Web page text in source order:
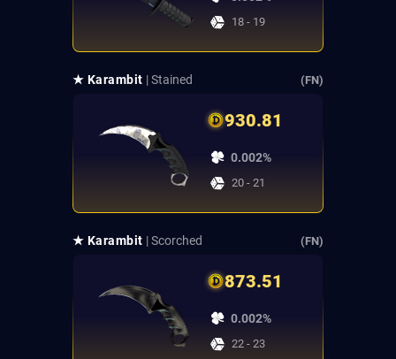
18 - 19
★ Karambit | Stained (FN)
930.81
0.002%
20 - 21
★ Karambit | Scorched (FN)
873.51
0.002%
22 - 23